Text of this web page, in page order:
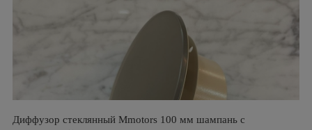
Диффузор стеклянный Mmotors 100 мм шампань с